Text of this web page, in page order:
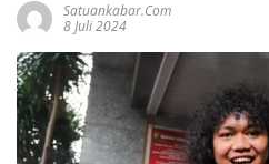
Satuankabar.com
8 Juli 2024